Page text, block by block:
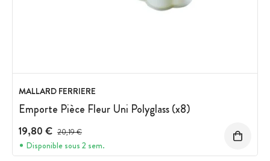
MALLARD FERRIERE
Emporte Pièce Fleur Uni Polyglass (x8)
19,80 € Prix avant réduction :
20,19 €
Disponible sous 2 sem.